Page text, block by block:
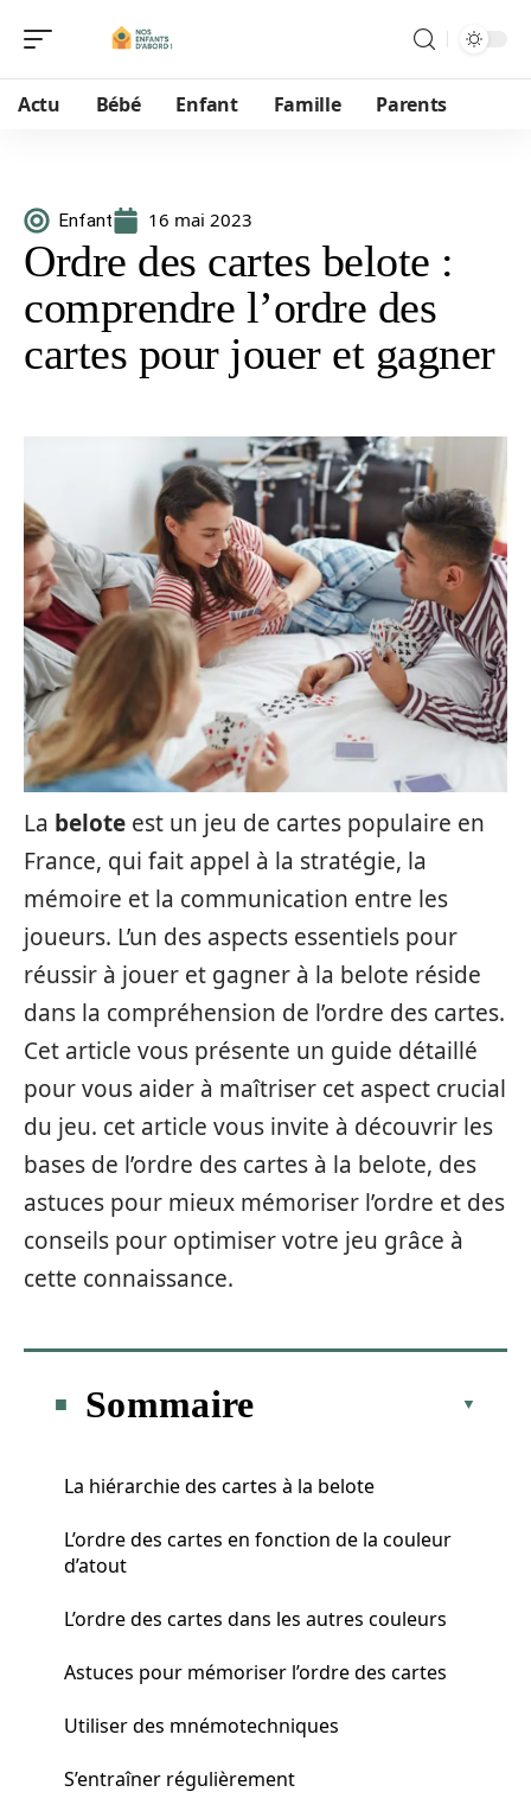
Actu Bébé Enfant Famille Parents
Enfant 16 mai 2023
Ordre des cartes belote :
comprendre l’ordre des
cartes pour jouer et gagner
La belote est un jeu de cartes populaire en
France, qui fait appel à la stratégie, la
mémoire et la communication entre les
joueurs. L’un des aspects essentiels pour
réussir à jouer et gagner à la belote réside
dans la compréhension de l’ordre des cartes.
Cet article vous présente un guide détaillé
pour vous aider à maîtriser cet aspect crucial
du jeu. cet article vous invite à découvrir les
bases de l’ordre des cartes à la belote, des
astuces pour mieux mémoriser l’ordre et des
conseils pour optimiser votre jeu grâce à
cette connaissance.
Sommaire
La hiérarchie des cartes à la belote
L’ordre des cartes en fonction de la couleur
d’atout
L’ordre des cartes dans les autres couleurs
Astuces pour mémoriser l’ordre des cartes
Utiliser des mnémotechniques
S’entraîner régulièrement